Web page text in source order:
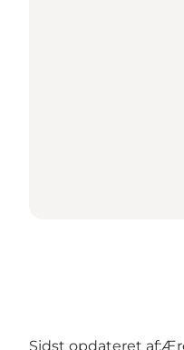
Sidst opdateret af: